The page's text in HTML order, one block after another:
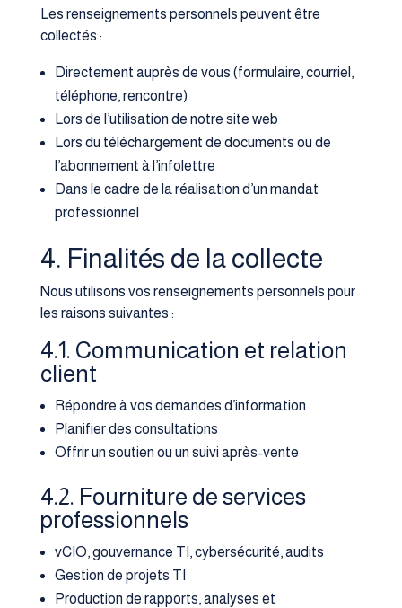
Les renseignements personnels peuvent être
collectés :
Directement auprès de vous (formulaire, courriel,
téléphone, rencontre)
Lors de l’utilisation de notre site web
Lors du téléchargement de documents ou de
l’abonnement à l’infolettre
Dans le cadre de la réalisation d’un mandat
professionnel
4. Finalités de la collecte
Nous utilisons vos renseignements personnels pour
les raisons suivantes :
4.1. Communication et relation
client
Répondre à vos demandes d’information
Planifier des consultations
Offrir un soutien ou un suivi après-vente
4.2. Fourniture de services
professionnels
vCIO, gouvernance TI, cybersécurité, audits
Gestion de projets TI
Production de rapports, analyses et